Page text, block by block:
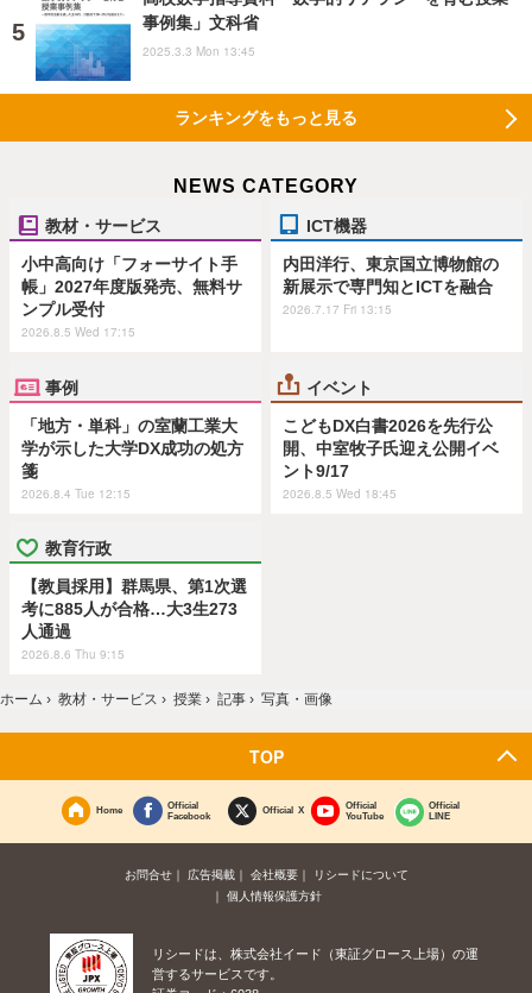
事例集」文科省
2025.3.3 Mon 13:45
ランキングをもっと見る
NEWS CATEGORY
教材・サービス
小中高向け「フォーサイト手
帳」2027年度版発売、無料サ
ンプル受付
2026.8.5 Wed 17:15
ICT機器
内田洋行、東京国立博物館の
新展示で専門知とICTを融合
2026.7.17 Fri 13:15
事例
「地方・単科」の室蘭工業大
学が示した大学DX成功の処方
箋
2026.8.4 Tue 12:15
イベント
こどもDX白書2026を先行公
開、中室牧子氏迎え公開イベ
ント9/17
2026.8.5 Wed 18:45
教育行政
【教員採用】群馬県、第1次選
考に885人が合格…大3生273
人通過
2026.8.6 Thu 9:15
ホーム › 教材・サービス › 授業 › 記事 › 写真・画像
TOP
Home
Official
Facebook
Official X
Official
YouTube
Official
LINE
お問合せ 広告掲載 会社概要
リシードについて
個人情報保護方針
リシードは、株式会社イード（東証グロース上場）の運
営するサービスです。